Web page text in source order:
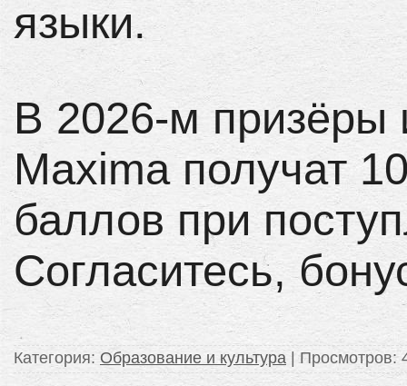
языки.
В 2026-м призёры
Maxima получат
баллов при
Согласитесь,
Категория: Образование и культура | Просмотров: